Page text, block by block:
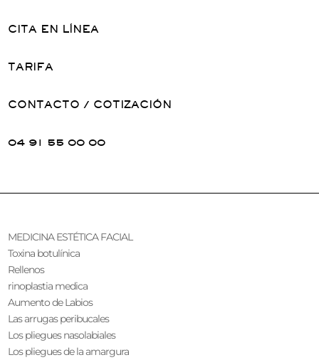
CITA EN LÍNEA
TARIFA
CONTACTO / COTIZACIÓN
04 91 55 00 00
MEDICINA ESTÉTICA FACIAL
Toxina botulínica
Rellenos
rinoplastia medica
Aumento de Labios
Las arrugas peribucales
Los pliegues nasolabiales
Los pliegues de la amargura